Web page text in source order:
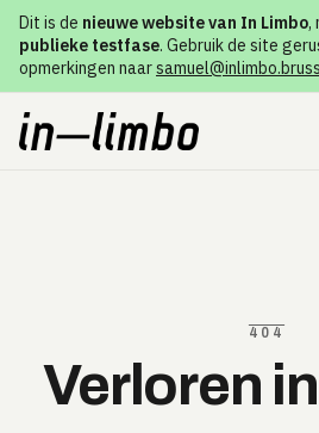
Dit is de nieuwe website van In Limbo,
publieke testfase. Gebruik de site
opmerkingen naar
404
Verloren